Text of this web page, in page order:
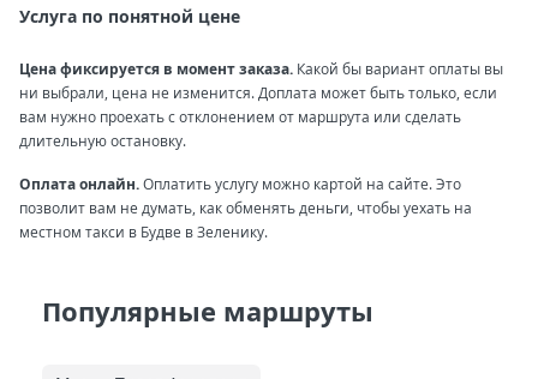
Услуга по понятной цене
Цена фиксируется в момент заказа. Какой бы вариант оплаты вы
ни выбрали, цена не изменится. Доплата может быть только, если
вам нужно проехать с отклонением от маршрута или сделать
длительную остановку.
Оплата онлайн.Оплатить услугу можно картой на сайте. Это
позволит вам не думать, как обменять деньги, чтобы уехать на
местном такси в Будве в Зеленику.
Популярные маршруты